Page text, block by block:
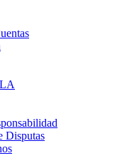
Disputas